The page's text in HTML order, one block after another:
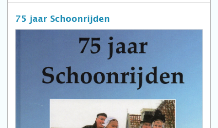
75 jaar Schoonrijden